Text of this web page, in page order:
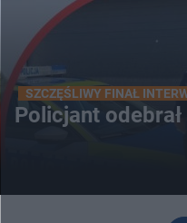
SZCZĘŚLIWY FINAŁ
Policjant